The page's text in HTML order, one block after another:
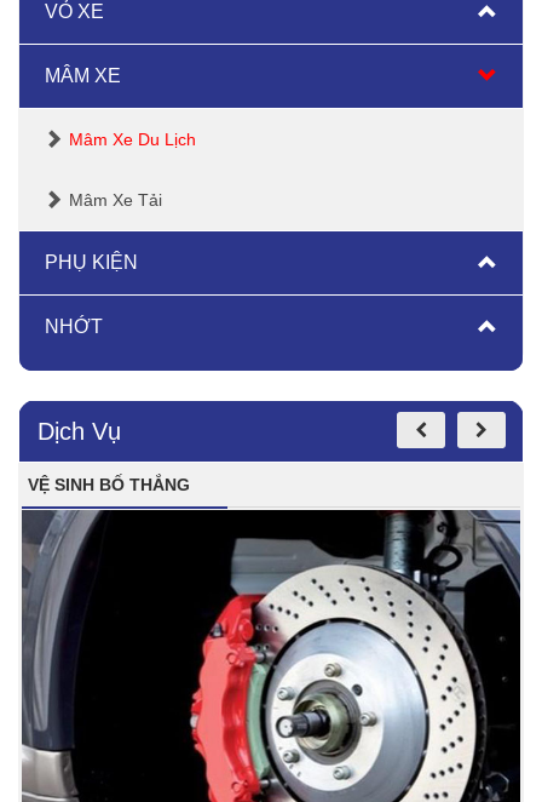
VỎ XE
MÂM XE
Mâm Xe Du Lịch
Mâm Xe Tải
PHỤ KIỆN
NHỚT
Dịch Vụ
VỆ SINH BỐ THẮNG